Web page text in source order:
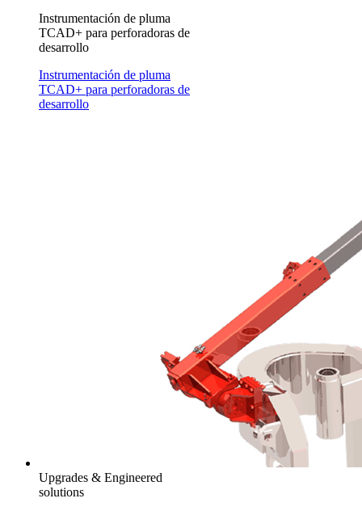
Instrumentación de pluma
TCAD+ para perforadoras de
desarrollo
Instrumentación de pluma
TCAD+ para perforadoras de
desarrollo
Upgrades & Engineered
solutions